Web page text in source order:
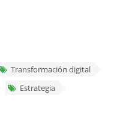
Transformación digital
Estrategia